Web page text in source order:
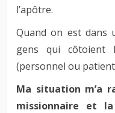
l’apôtre.
Quand on est dans
gens qui côtoient
(personnel ou
Ma situation m’a
missionnaire et la